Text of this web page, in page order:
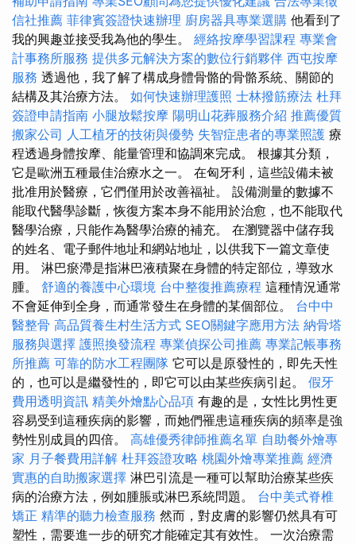
信社推薦 菲律賓簽證快速辦理 廚房器具專業選購 他看到了
我的興趣並接受我為他的學生。 經絡按摩學習課程 專業會
計事務所服務 提供多元解決方案的數位行銷夥伴 西屯按摩
服務 透過他，我了解了構成身體骨骼的骨骼系統、關節的
結構及其治療方法。 如何快速辦理護照 士林撥筋療法 杜拜
簽證申請指南 小腿放鬆按摩 陽明山花葬服務介紹 推薦優質
搬家公司 人工植牙的技術與優勢 失智症患者的專業照護 療
程透過身體按摩、能量管理和協調來完成。 根據其分類，
它是歐洲五種最佳治療水之一。 在匈牙利，這些設備未被
批准用於醫療，它們僅用於改善福祉。 設備測量的數據不
能取代醫學診斷，恢復方案本身不能用於治愈，也不能取代
醫學治療，只能作為醫學治療的補充。 在瀏覽器中儲存我
的姓名、電子郵件地址和網站地址，以供我下一篇文章使
用。 淋巴瘀滯是指淋巴液積聚在身體的特定部位，導致水
腫。 舒適的養護中心環境 台中整復推薦療程 這種情況通常
不會延伸到全身，而通常發生在身體的某個部位。 台中中
醫整骨 高品質養生村生活方式 SEO關鍵字應用方法 納骨塔
服務與選擇 護照換發流程 專業偵探公司推薦 專業記帳事務
所推薦 可靠的防水工程團隊 它可以是原發性的，即先天性
的，也可以是繼發性的，即它可以由某些疾病引起。 假牙
費用透明資訊 精美外燴點心品項 有趣的是，女性比男性更
容易受到這種疾病的影響，而她們罹患這種疾病的頻率是強
勢性別成員的四倍。 高雄優秀律師推薦名單 自助餐外燴專
家 月子餐費用詳解 杜拜簽證攻略 桃園外燴專業推薦 經濟
實惠的自助搬家選擇 淋巴引流是一種可以幫助治療某些疾
病的治療方法，例如腫脹或淋巴系統問題。 台中美式脊椎
矯正 精準的聽力檢查服務 然而，對皮膚的影響仍然具有可
塑性，需要進一步的研究才能確定其有效性。 一次治療需